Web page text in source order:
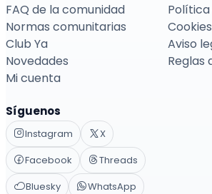
FAQ de la comunidad
Normas comunitarias
Club Ya
Novedades
Mi cuenta
Cookies
Aviso
Reglas
Síguenos
Instagram
X
Facebook
Threads
Bluesky
WhatsApp